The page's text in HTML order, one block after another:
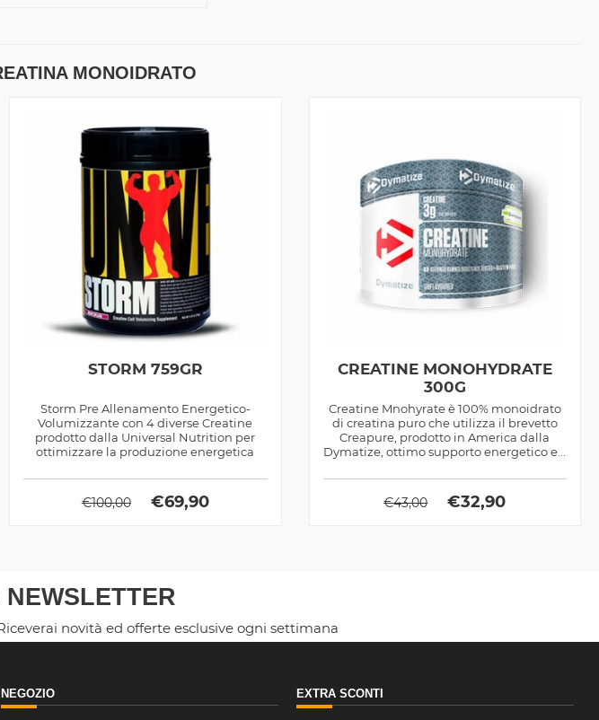
MONOIDRATO
STORM 759GR
Storm Pre Allenamento Energetico-
Volumizzante con 4 diverse Creatine
prodotto dalla Universal Nutrition per
ottimizzare la produzione energetica
€100,00 €69,90
CREATINE MONOHYDRATE
300G
Creatine Mnohyrate è 100% monoidrato
di creatina puro che utilizza il brevetto
Creapure, prodotto in America dalla
Dymatize, ottimo supporto energetico e...
€43,00 €32,90
novità ed offerte esclusive ogni settimana
NEGOZIO EXTRA SCONTI